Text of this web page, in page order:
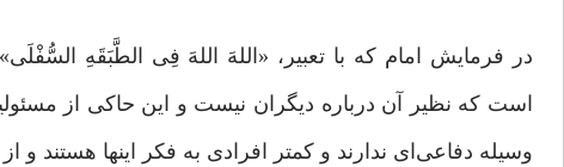
در فرمایش امام که با تعبیر، «اللهَ اللهَ فِی الطَّبَقَهِ
است که نظیر آن درباره دیگران نیست و این حاکی از
وسیله دفاعی‌ای ندارند و کمتر افرادی به فکر اینها هستند